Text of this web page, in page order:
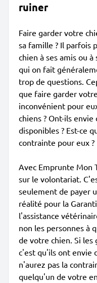
ruiner
Faire garder votre
sa famille ? Il parfois
chien à ses amis ou
qui on fait
trop de questions.
que faire garder
inconvénient pour
chiens ? Ont-ils envie
disponibles ? Est-ce
contrainte pour eux ?
Avec Emprunte Mon
sur le volontariat.
seulement de payer
réalité pour la
l'assistance
non les personnes à
de votre chien. Si les
c'est qu'ils ont envie
n'aurez pas la
quelqu'un de votre